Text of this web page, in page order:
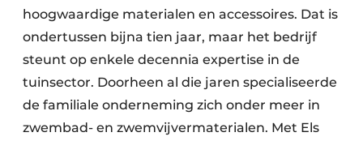
hoogwaardige materialen en accessoires. Dat is
ondertussen bijna tien jaar, maar het bedrijf
steunt op enkele decennia expertise in de
tuinsector. Doorheen al die jaren specialiseerde
de familiale onderneming zich onder meer in
zwembad- en zwemvijvermaterialen. Met Els